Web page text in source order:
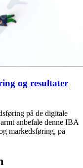
og resultater
på de digitale
anbefale denne IBA
markedsføring, på